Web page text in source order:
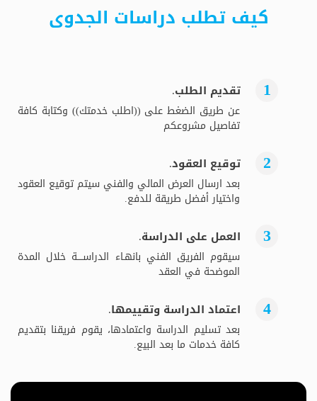
كيف تطلب دراسات الجدوى
تقديم الطلب.
عن طريق الضغط على ((اطلب خدمتك)) وكتابة كافة
تفاصيل مشروعكم
توقيع العقود.
بعد ارسال العرض المالي والفني سيتم توقيع العقود
واختيار أفضل طريقة للدفع.
العمل على الدراسة.
سيقوم الفريق الفني بانهـاء الدراســــة خلال المدة
الموضحة في العقد
اعتماد الدراسة وتقييمها.
بعد تسليم الدراسة واعتمادها، يقوم فريقنا بتقديم
كافة خدمات ما بعد البيع.